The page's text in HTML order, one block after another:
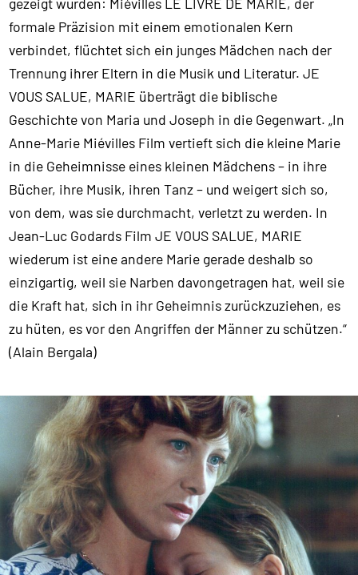
formale Präzision mit einem emotionalen Kern
verbindet, flüchtet sich ein junges Mädchen nach der
Trennung ihrer Eltern in die Musik und Literatur. JE
VOUS SALUE, MARIE überträgt die biblische
Geschichte von Maria und Joseph in die Gegenwart. „In
Anne-Marie Miévilles Film vertieft sich die kleine Marie
in die Geheimnisse eines kleinen Mädchens – in ihre
Bücher, ihre Musik, ihren Tanz – und weigert sich so,
von dem, was sie durchmacht, verletzt zu werden. In
Jean-Luc Godards Film JE VOUS SALUE, MARIE
wiederum ist eine andere Marie gerade deshalb so
einzigartig, weil sie Narben davongetragen hat, weil sie
die Kraft hat, sich in ihr Geheimnis zurückzuziehen, es
zu hüten, es vor den Angriffen der Männer zu schützen.“
(Alain Bergala)